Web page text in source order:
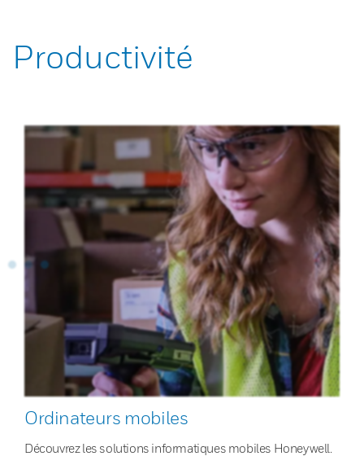
Productivité
Ordinateurs mobiles
Découvrez les solutions informatiques mobiles Honeywell.